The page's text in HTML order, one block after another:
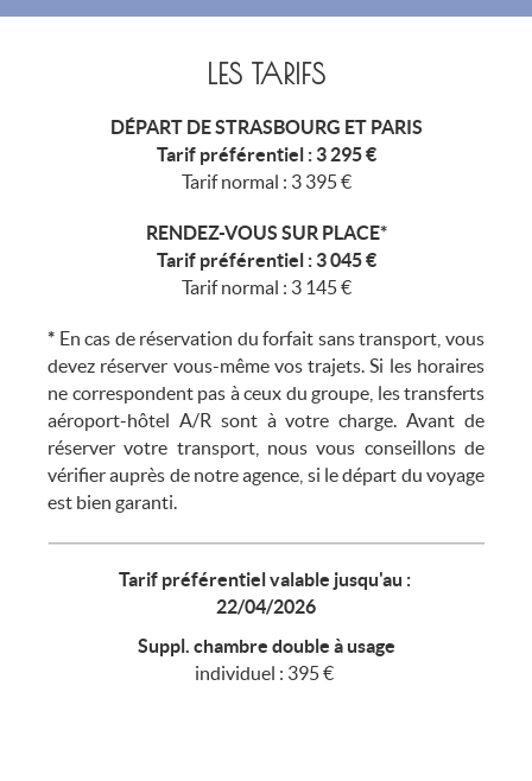
LES TARIFS
DÉPART DE STRASBOURG ET PARIS
Tarif préférentiel : 3 295 €
Tarif normal : 3 395 €
RENDEZ-VOUS SUR PLACE*
Tarif préférentiel : 3 045 €
Tarif normal : 3 145 €
* En cas de réservation du forfait sans transport, vous
devez réserver vous-même vos trajets. Si les horaires
ne correspondent pas à ceux du groupe, les transferts
aéroport-hôtel A/R sont à votre charge. Avant de
réserver votre transport, nous vous conseillons de
vérifier auprès de notre agence, si le départ du voyage
est bien garanti.
Tarif préférentiel valable jusqu'au :
22/04/2026
Suppl. chambre double à usage
individuel : 395 €